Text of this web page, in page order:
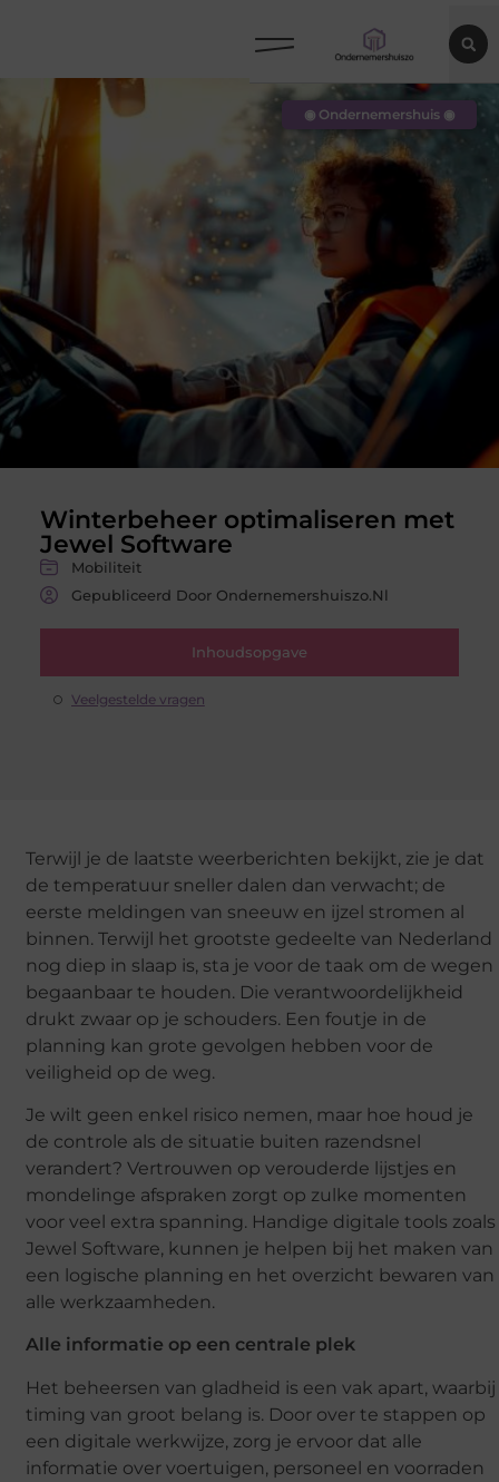
Winterbeheer optimaliseren met
Jewel Software
Mobiliteit
Gepubliceerd Door Ondernemershuiszo.nl
Inhoudsopgave
Veelgestelde vragen
◉ Ondernemershuis ◉
Terwijl je de laatste weerberichten bekijkt, zie je dat
de temperatuur sneller dalen dan verwacht; de
eerste meldingen van sneeuw en ijzel stromen al
binnen. Terwijl het grootste gedeelte van Nederland
nog diep in slaap is, sta je voor de taak om de wegen
begaanbaar te houden. Die verantwoordelijkheid
drukt zwaar op je schouders. Een foutje in de
planning kan grote gevolgen hebben voor de
veiligheid op de weg.
Je wilt geen enkel risico nemen, maar hoe houd je
de controle als de situatie buiten razendsnel
verandert? Vertrouwen op verouderde lijstjes en
mondelinge afspraken zorgt op zulke momenten
voor veel extra spanning. Handige digitale tools zoals
Jewel Software, kunnen je helpen bij het maken van
een logische planning en het overzicht bewaren van
alle werkzaamheden.
Alle informatie op een centrale plek
Het beheersen van gladheid is een vak apart, waarbij
timing van groot belang is. Door over te stappen op
een digitale werkwijze, zorg je ervoor dat alle
informatie over voertuigen, personeel en voorraden